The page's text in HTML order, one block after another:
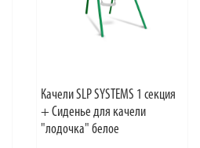
Качели SLP SYSTEMS 1 секция
+ Сиденье для качели
"лодочка" белое